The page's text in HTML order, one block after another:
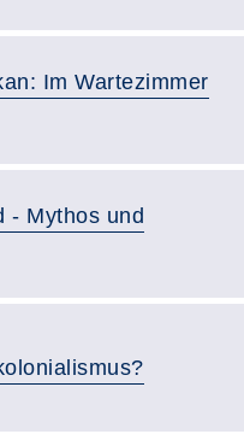
Im Wartezimmer
- Mythos und